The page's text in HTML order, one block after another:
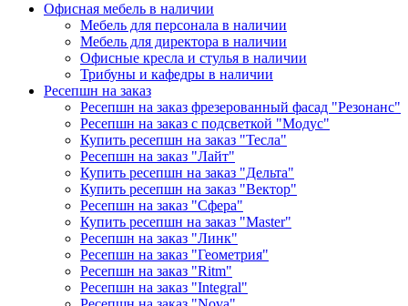
Офисная мебель в наличии
Мебель для персонала в наличии
Мебель для директора в наличии
Офисные кресла и стулья в наличии
Трибуны и кафедры в наличии
Ресепшн на заказ
Ресепшн на заказ фрезерованный фасад "Резонанс"
Ресепшн на заказ с подсветкой "Модус"
Купить ресепшн на заказ "Тесла"
Ресепшн на заказ "Лайт"
Купить ресепшн на заказ "Дельта"
Купить ресепшн на заказ "Вектор"
Ресепшн на заказ "Сфера"
Купить ресепшн на заказ "Master"
Ресепшн на заказ "Линк"
Ресепшн на заказ "Геометрия"
Ресепшн на заказ "Ritm"
Ресепшн на заказ "Integral"